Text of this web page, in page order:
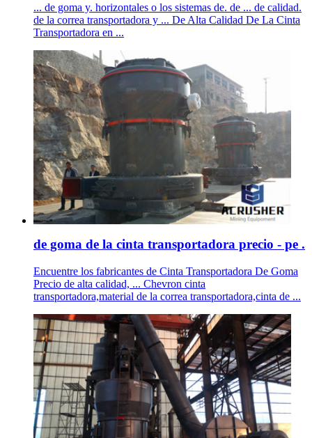
... de goma y. horizontales o los sistemas de. de ... de calidad.
de la correa transportadora y ... De Alta Calidad De La Cinta
Transportadora en ...
de goma de la cinta transportadora precio - pe .
Encuentre los fabricantes de Cinta Transportadora De Goma
Precio de alta calidad, ... Chevron cinta
transportadora,material de la correa transportadora,cinta de ...